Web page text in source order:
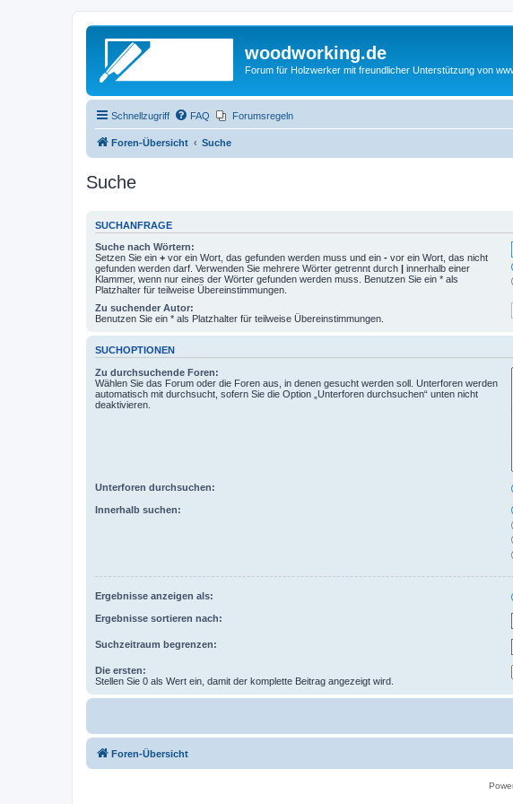
woodworking.de
Forum für Holzwerker mit freundlicher Unterstützung von
Schnellzugriff FAQ Forumsregeln
Foren-Übersicht Suche
Suche
SUCHANFRAGE
Suche nach Wörtern:
Setzen Sie ein + vor ein Wort, das gefunden werden muss und ein - vor ein Wort, das nicht
gefunden werden darf. Verwenden Sie mehrere Wörter getrennt durch | innerhalb einer
Klammer, wenn nur eines der Wörter gefunden werden muss. Benutzen Sie ein * als
Platzhalter für teilweise Übereinstimmungen.
Zu suchender Autor:
Benutzen Sie ein * als Platzhalter für teilweise Übereinstimmungen.
SUCHOPTIONEN
Zu durchsuchende Foren:
Wählen Sie das Forum oder die Foren aus, in denen gesucht werden soll. Unterforen werden
automatisch mit durchsucht, sofern Sie die Option „Unterforen durchsuchen“ unten nicht
deaktivieren.
Unterforen durchsuchen:
Innerhalb suchen:
Ergebnisse anzeigen als:
Ergebnisse sortieren nach:
Suchzeitraum begrenzen:
Die ersten:
Stellen Sie 0 als Wert ein, damit der komplette Beitrag angezeigt wird.
Foren-Übersicht